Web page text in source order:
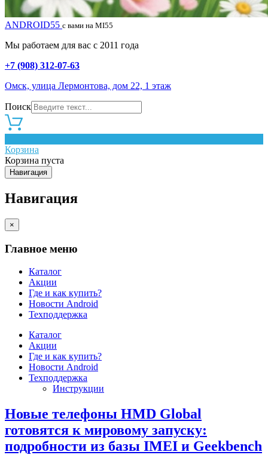
ANDROID55 с вами на MI55
Мы работаем для вас с 2011 года
+7 (908) 312-07-63
Омск, улица Лермонтова, дом 22, 1 этаж
Поиск
Корзина
Корзина пуста
Навигация
Навигация
×
Главное меню
Каталог
Акции
Где и как купить?
Новости Android
Техподдержка
Каталог
Акции
Где и как купить?
Новости Android
Техподдержка
Инструкции
Новые телефоны HMD Global
готовятся к мировому запуску:
подробности из базы IMEI и Geekbench